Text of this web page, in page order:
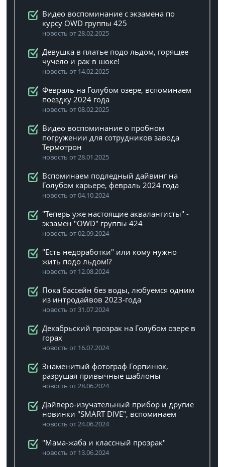
Видео воспоминание с экзамена по
курсу OWD группы 425
новость от 28.02.2025
Девушка в платье подо льдом, горящее
чучело и рак в шоке!
новость от 14.02.2025
Февраль на Голубом озере, вспоминаем
поездку 2024 года
новость от 08.02.2025
Видео воспоминание о пробном
погружении для сотрудников завода
Термотрон
новость от 28.01.2025
Вспоминаем подледный дайвинг на
Голубом карьере, февраль 2024 года
новость от 04.10.2024
"Теперь уже настоящие аквалангисты" -
экзамен "OWD" группы 424
новость от 02.09.2024
"Есть недоработки" или кому нужно
жить подо льдом!?
новость от 12.08.2024
Пока бассейн без воды, любуемся одним
из интродайвов 2023-года
новость от 31.07.2024
Декабрьский прозрак на Голубом озере в
горах
новость от 16.07.2024
Знаменитый фотограф Горпинюк,
разрушая привычные шаблоны
новость от 28.06.2024
Дайверо-изучательный прибор и другие
новинки "SMART DIVE", вспоминаем
новость от 24.06.2024
"Мама-жаба и классный прозрак"
новость от 13.06.2024